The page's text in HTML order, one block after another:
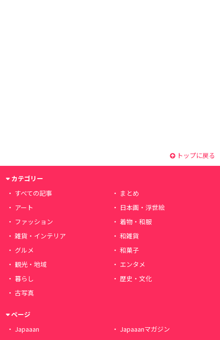
トップに戻る
カテゴリー
すべての記事
まとめ
アート
日本画・浮世絵
ファッション
着物・和服
雑貨・インテリア
和雑貨
グルメ
和菓子
観光・地域
エンタメ
暮らし
歴史・文化
古写真
ページ
Japaaan
Japaaanマガジン